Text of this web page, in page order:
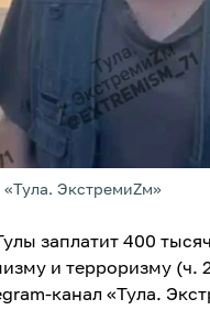
ЭкстремиZм»
заплатит 400
и терроризму (ч.
канал «Тула.